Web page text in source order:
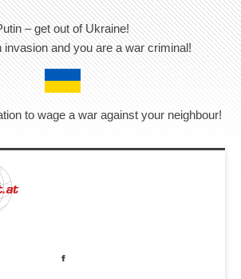
– get out of Ukraine!
invasion and you are a war criminal!
to wage a war against your neighbour!